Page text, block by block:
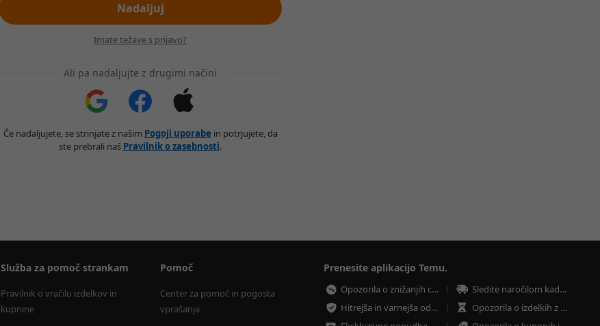
Nadaljuj
Imate težave s prijavo?
Ali pa nadaljujte z drugimi načini
Če nadaljujete, se strinjate z našim Pogoji uporabe in potrjujete, da
ste prebrali naš Pravilnik o zasebnosti.
Služba za pomoč strankam
Pravilnik o vračilu izdelkov in
kupnine
Pomoč
Center za pomoč in pogosta
vprašanja
Prenesite aplikacijo Temu.
Opozorila o znižanjih cen
Sledite naročilom kadar koli
Hitrejša in varnejša oddaja naročila
Opozorila o izdelkih z nizkimi zalogami